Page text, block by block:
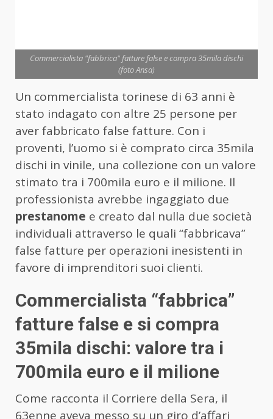
Commercialista "fabbrica" fatture false e compra 35mila dischi
(foto Ansa)
Un commercialista torinese di 63 anni è
stato indagato con altre 25 persone per
aver fabbricato false fatture. Con i
proventi, l’uomo si è comprato circa 35mila
dischi in vinile, una collezione con un valore
stimato tra i 700mila euro e il milione. Il
professionista avrebbe ingaggiato due
prestanome e creato dal nulla due società
individuali attraverso le quali “fabbricava”
false fatture per operazioni inesistenti in
favore di imprenditori suoi clienti.
Commercialista “fabbrica”
fatture false e si compra
35mila dischi: valore tra i
700mila euro e il milione
Come racconta il Corriere della Sera, il
63enne aveva messo su un giro d’affari